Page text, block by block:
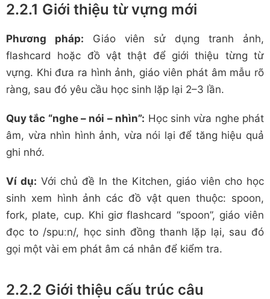
2.2.1 Giới thiệu từ vựng mới
Phương pháp: Giáo viên sử dụng tranh ảnh,
flashcard hoặc đồ vật thật để giới thiệu từng từ
vựng. Khi đưa ra hình ảnh, giáo viên phát âm mẫu rõ
ràng, sau đó yêu cầu học sinh lặp lại 2–3 lần.
Quy tắc “nghe – nói – nhìn”: Học sinh vừa nghe phát
âm, vừa nhìn hình ảnh, vừa nói lại để tăng hiệu quả
ghi nhớ.
Ví dụ: Với chủ đề In the Kitchen, giáo viên cho học
sinh xem hình ảnh các đồ vật quen thuộc: spoon,
fork, plate, cup. Khi giơ flashcard “spoon”, giáo viên
đọc to /spuːn/, học sinh đồng thanh lặp lại, sau đó
gọi một vài em phát âm cá nhân để kiểm tra.
2.2.2 Giới thiệu cấu trúc câu